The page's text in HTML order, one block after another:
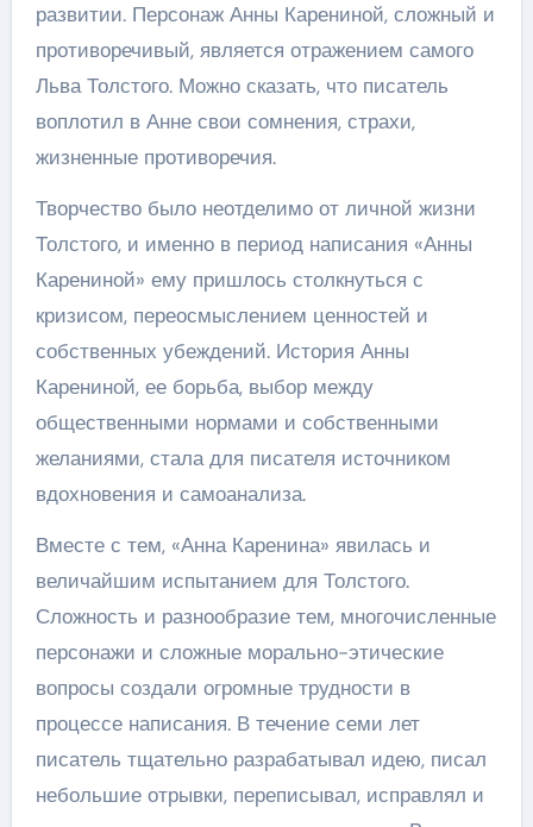
развитии. Персонаж Анны Карениной, сложный и
противоречивый, является отражением самого
Льва Толстого. Можно сказать, что писатель
воплотил в Анне свои сомнения, страхи,
жизненные противоречия.
Творчество было неотделимо от личной жизни
Толстого, и именно в период написания «Анны
Карениной» ему пришлось столкнуться с
кризисом, переосмыслением ценностей и
собственных убеждений. История Анны
Карениной, ее борьба, выбор между
общественными нормами и собственными
желаниями, стала для писателя источником
вдохновения и самоанализа.
Вместе с тем, «Анна Каренина» явилась и
величайшим испытанием для Толстого.
Сложность и разнообразие тем, многочисленные
персонажи и сложные морально-этические
вопросы создали огромные трудности в
процессе написания. В течение семи лет
писатель тщательно разрабатывал идею, писал
небольшие отрывки, переписывал, исправлял и